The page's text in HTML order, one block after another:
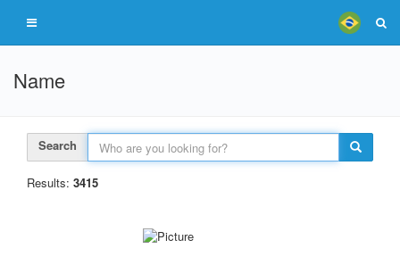
Name
Search
Results: 3415